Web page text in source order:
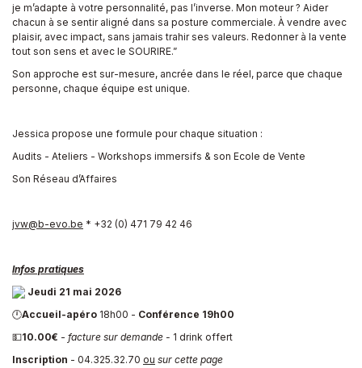
je m’adapte à votre personnalité, pas l’inverse. Mon moteur ? Aider
chacun à se sentir aligné dans sa posture commerciale. À vendre avec
plaisir, avec impact, sans jamais trahir ses valeurs. Redonner à la vente
tout son sens et avec le SOURIRE.”
Son approche est sur-mesure, ancrée dans le réel, parce que chaque
personne, chaque équipe est unique.
Jessica propose une formule pour chaque situation :
Audits - Ateliers - Workshops immersifs & son Ecole de Vente
Son Réseau d’Affaires
jvw@b-evo.be * +32 (0) 471 79 42 46
Infos pratiques
Jeudi 21 mai 2026
🕛Accueil-apéro 18h00 - Conférence 19h00
💵10.00€ - facture sur demande - 1 drink offert
Inscription - 04.325.32.70 ou sur cette page